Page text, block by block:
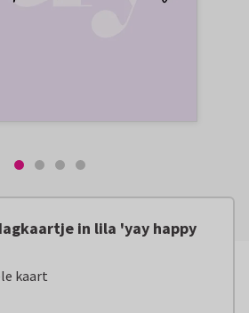
in lila 'yay happy
kaart